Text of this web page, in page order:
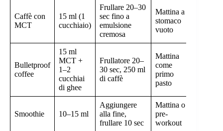
Caffè con
MCT
15 ml (1
cucchiaio)
Frullare 20–30
sec fino a
emulsione
cremosa
Mattina a
stomaco
vuoto
Bulletproof
coffee
15 ml
MCT +
1–2
cucchiai
di ghee
Frullatore 20–
30 sec, 250 ml
di caffè
Mattina
come
primo
pasto
Smoothie 10–15 ml
Aggiungere
alla fine,
frullare 10 sec
Mattina o
pre-
workout